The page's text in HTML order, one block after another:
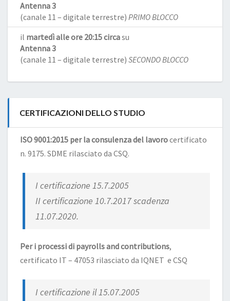
Antenna 3
(canale 11 – digitale terrestre) PRIMO BLOCCO
il martedì alle ore 20:15 circasu
Antenna 3
(canale 11 – digitale terrestre) SECONDO BLOCCO
CERTIFICAZIONI DELLO STUDIO
ISO 9001:2015 per la consulenza del lavorocertificato
n. 9175. SDME rilasciato da CSQ.
I certificazione 15.7.2005
II certificazione 10.7.2017 scadenza
11.07.2020.
Per i processi di payrolls and contributions,
certificato IT – 47053 rilasciato da IQNET e CSQ
I certificazione il 15.07.2005